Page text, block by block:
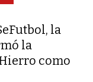
la
la
como